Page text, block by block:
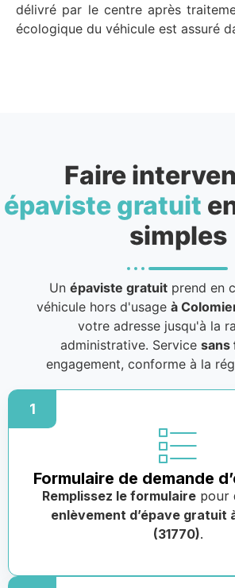
délivré par le centre après
écologique du véhicule est assuré
Faire
épaviste gratuit
simples
Unépaviste gratuit prend en
véhicule hors d'usage à
votre adresse jusqu'à la
administrative. Service sans
engagement, conforme à la
1
Formulaire de demande
Remplissez le formulaire pour
enlèvement d’épave gratuit
(31770).